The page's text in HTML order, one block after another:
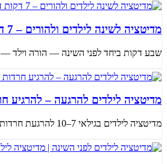
מדיטציה לשינה לילדים ולהורים – 7 דקות דמיון מודרך ביחד ושעה של מוזיקה מרגיעה לשינה
שבע דקות ביחד לפני השינה — הורה וילד —
מדיטציה לילדים להרגעה – להרגיע חרדות
מדיטציה לילדים בגילאי 7–10 להרגעת חרדות ופחדים מותאמת לשלב ההתפתחותי שבו ילדים מתחילים להבין את עולם הרגשות אך עדיין זקו...